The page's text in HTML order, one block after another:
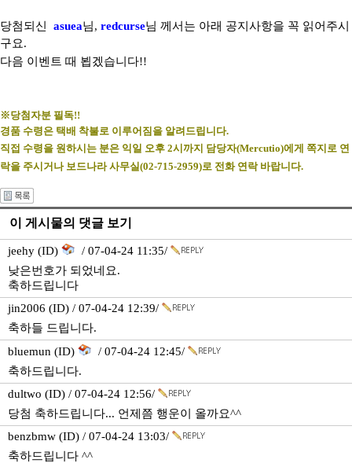
당첨되신 asuea님, redcurse님 께서는 아래 공지사항을 꼭 읽어주시
구요.
다음 이벤트 때 뵙겠습니다!!
※당첨자분 필독!!
경품 수령은 택배 착불로 이루어짐을 알려드립니다.
직접 수령을 원하시는 분은 익일 오후 2시까지 담당자(Mercutio)에게 쪽지로 연
락을 주시거나 보드나라 사무실(02-715-2959)로 전화 연락 바랍니다.
이 게시물의 댓글 보기
jeehy (ID)
/ 07-04-24 11:35/
낮은번호가 되었네요.
축하드립니다
jin2006 (ID) / 07-04-24 12:39/
축하들 드립니다.
bluemun (ID)
/ 07-04-24 12:45/
축하드립니다.
dultwo (ID) / 07-04-24 12:56/
당첨 축하드립니다... 언제쯤 행운이 올까요^^
benzbmw (ID) / 07-04-24 13:03/
축하드립니다 ^^